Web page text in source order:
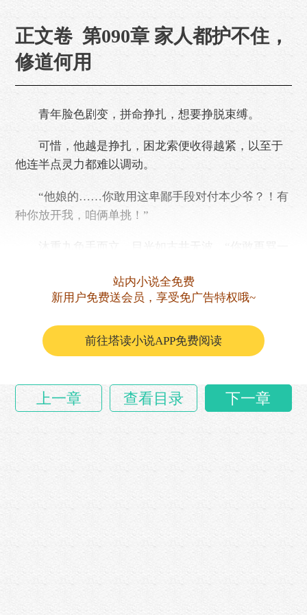
正文卷 第090章 家人都护不住，
修道何用
青年脸色剧变，拼命挣扎，想要挣脱束缚。
可惜，他越是挣扎，困龙索便收得越紧，以至于
他连半点灵力都难以调动。
“他娘的……你敢用这卑鄙手段对付本少爷？！有
种你放开我，咱俩单挑！”
说罢，沐重九右手一抬，焱翎剑泛着耀眼红光，
站内小说全免费
新用户免费送会员，享受免广告特权哦~
前往塔读小说APP免费阅读
上一章 查看目录 下一章